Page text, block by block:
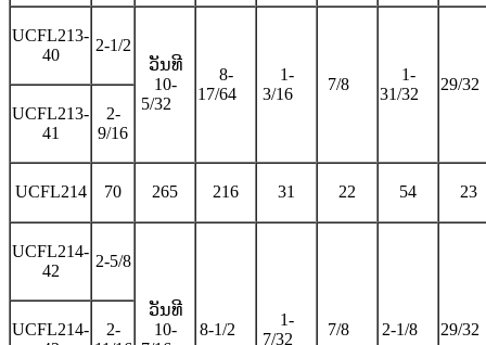
UCFL213-
40
2-1/2
ວັນທີ
10-
5/32
8-
17/64
1-
3/16
7/8
1-
31/32
29/32
UCFL213-
41
2-
9/16
UCFL214 70 265 216 31 22 54 23
UCFL214-
42
2-5/8
ວັນທີ
10-
8-1/2
1-
7/32
7/8 2-1/8 29/32
UCFL214-
2-